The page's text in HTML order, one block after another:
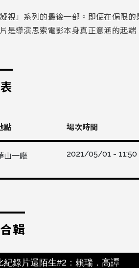
凝視」系列的最後一部。即便在侷限
是導演思索電影本身真正意涵的起端
點 場次時間
山一廳 2021/05/01 - 11:50
輯
紀錄片還陌生#2：賴瑞．高譚